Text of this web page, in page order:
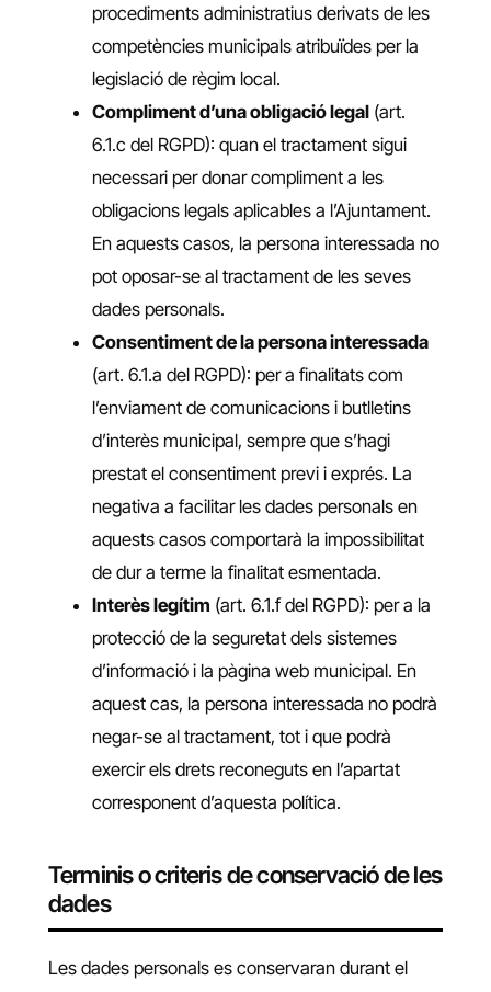
procediments administratius derivats de les
competències municipals atribuïdes per la
legislació de règim local.
Compliment d’una obligació legal(art.
6.1.c del RGPD): quan el tractament sigui
necessari per donar compliment a les
obligacions legals aplicables a l’Ajuntament.
En aquests casos, la persona interessada no
pot oposar-se al tractament de les seves
dades personals.
Consentiment de la persona interessada
(art. 6.1.a del RGPD): per a finalitats com
l’enviament de comunicacions i butlletins
d’interès municipal, sempre que s’hagi
prestat el consentiment previ i exprés. La
negativa a facilitar les dades personals en
aquests casos comportarà la impossibilitat
de dur a terme la finalitat esmentada.
Interès legítim (art. 6.1.f del RGPD): per a la
protecció de la seguretat dels sistemes
d’informació i la pàgina web municipal. En
aquest cas, la persona interessada no podrà
negar-se al tractament, tot i que podrà
exercir els drets reconeguts en l’apartat
corresponent d’aquesta política.
Terminis o criteris de conservació de les
dades
Les dades personals es conservaran durant el